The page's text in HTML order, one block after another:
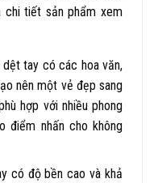
chi tiết sản phẩm xem
tay có các hoa văn,
nên một vẻ đẹp sang
hợp với nhiều phong
điểm nhấn cho không
có độ bền cao và khả